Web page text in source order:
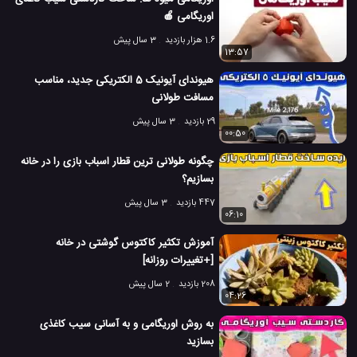
اوریگامی 🍎
1.6 هزار بازدید
3 سال پیش
13:57
هیوندای آیونیک 5 الکتریکی جدید، مناسب
مسافت طولانی
29 بازدید
3 سال پیش
00:50
چگونه طولانی ترین قطار اسباب بازی را در خانه
بسازیم؟
447 بازدید
3 سال پیش
06:10
آموزش تکثیر کاکتوس گوشتی در خانه
[+تغییرات روزانه]
208 بازدید
2 سال پیش
04:26
به روش اوریگامی و به آسانی سیب کاغذی
بسازید